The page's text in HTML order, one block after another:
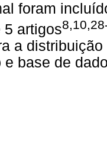
foram
5 artigos
a
e base de